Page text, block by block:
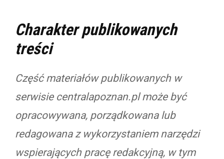
Charakter publikowanych
treści
Część materiałów publikowanych w
serwisie centralapoznan.pl może być
opracowywana, porządkowana lub
redagowana z wykorzystaniem narzędzi
wspierających pracę redakcyjną, w tym